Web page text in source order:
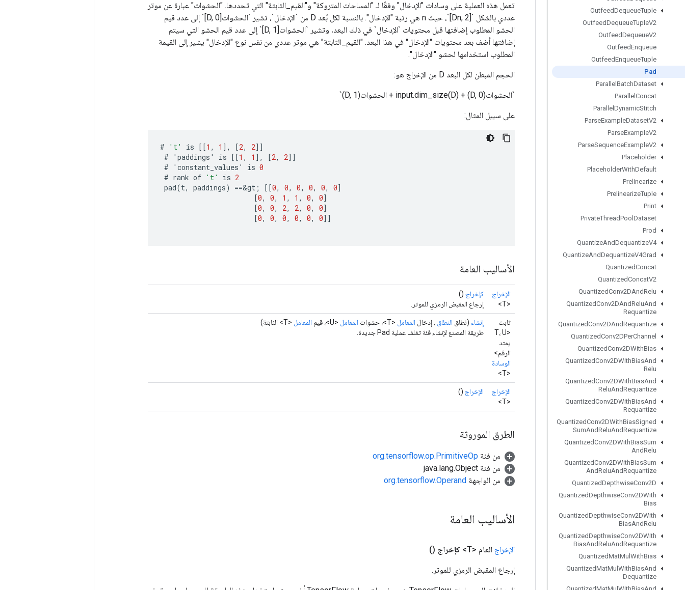
OutfeedDequeueTuple
OutfeedDequeueTupleV2
OutfeedDequeueV2
OutfeedEnqueue
OutfeedEnqueueTuple
Pad
Parallel BatchDataset
Parallel Concat
Parallel DynamicStitch
ParseExampleDatasetV2
ParseExampleV2
ParseSequenceExampleV2
Placeholder
PlaceholderWithDefault
Prelinearize
PrelinearizeTuple
Print
PrivateThreadPool Dataset
Prod
QuantizeAndDequantizeV4
QuantizeAndDequantizeV4Grad
QuantizedConcat
QuantizedConcatV2
QuantizedConv2DAndRelu
QuantizedConv2DAndReluAnd
Requantize
QuantizedConv2DAndRequantize
QuantizedConv2DPerChannel
QuantizedConv2DWithBias
QuantizedConv2DWithBiasAnd
Relu
QuantizedConv2DWithBiasAnd
ReluAndRequantize
QuantizedConv2DWithBiasAnd
Requantize
QuantizedConv2DWithBiasSigned
SumAndReluAndRequantize
QuantizedConv2DWithBiasSum
AndRelu
QuantizedConv2DWithBiasSum
AndReluAndRequantize
QuantizedDepthwiseConv2D
QuantizedDepthwiseConv2DWith
Bias
QuantizedDepthwiseConv2DWith
BiasAndRelu
QuantizedDepthwiseConv2DWith
BiasAndReluAndRequantize
QuantizedMatMul WithBias
QuantizedMatMul WithBiasAnd
Dequantize
تعمل هذه العملية على وسادات "الإدخال" وفقًا لـ "المساحات المتروكة" و"القيم_الثابتة" التي تحددها. "الحشوات" عبارة عن موتر
عددي بالشكل `[Dn, 2]`، حيث n هي رتبة "الإدخال". بالنسبة لكل بُعد D من `الإدخال`، تشير `الحشوات[D, 0]` إلى عدد قيم
الحشو المطلوب إضافتها قبل محتويات `الإدخال` في ذلك البعد، وتشير `الحشوات[D, 1]` إلى عدد قيم الحشو التي سيتم
إضافتها أضف بعد محتويات "الإدخال" في هذا البعد. "القيم_الثابتة" هي موتر عددي من نفس نوع "الإدخال" يشير إلى القيمة
المطلوب استخدامها لحشو "الإدخال".
الحجم المبطن لكل البعد D من الإخراج هو:
`الحشوات(D, 0) + input.dim_size(D) + الحشوات(D, 1)`
على سبيل المثال:
# 't' is [[1 , 1 ] , [2, 2]]
#
' paddings ' is [[1 , 1 ] , [2, 2]]
#
' constant_values ' is 0
# rank of 't' is 2
pad(t, paddings) ==&gt ; [[0, 0, 0, 0, 0, 0]
[0, 0, 1 , 1 , 0, 0]
[0, 0, 2, 2, 0, 0]
[0, 0, 0, 0, 0, 0]]
الأساليب العامة
الإخراج
<T>
كإخراج ()
إرجاع المقبض الرمزي للموتر.
ثابت
<T، U
يمتد
الرقم>
الوسادة
<T>
إنشاء (نطاق النطاق ، إدخال المعامل <T>، حشوات المعامل <U>، قيم المعامل <T> الثابتة)
طريقة المصنع لإنشاء فئة تغلف عملية Pad جديدة.
الإخراج
<T>
الإخراج ()
الطرق الموروثة
من فئة org.tensorflow.op.PrimitiveOp
من فئة java.lang.Object
من الواجهة org.tensorflow.Operand
الأساليب العامة
الإخراج العام <T> كإخراج ()
إرجاع المقبض الرمزي للموتر.